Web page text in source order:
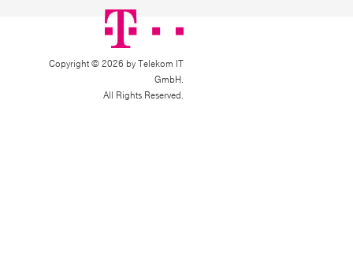
Copyright © 2026 by Telekom IT
GmbH.
All Rights Reserved.